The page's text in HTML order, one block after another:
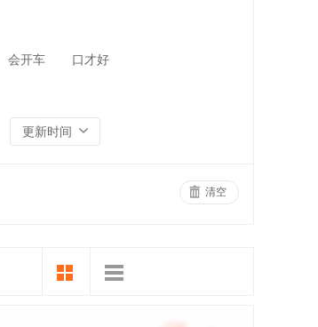
会开车 口才好
更新时间
清空